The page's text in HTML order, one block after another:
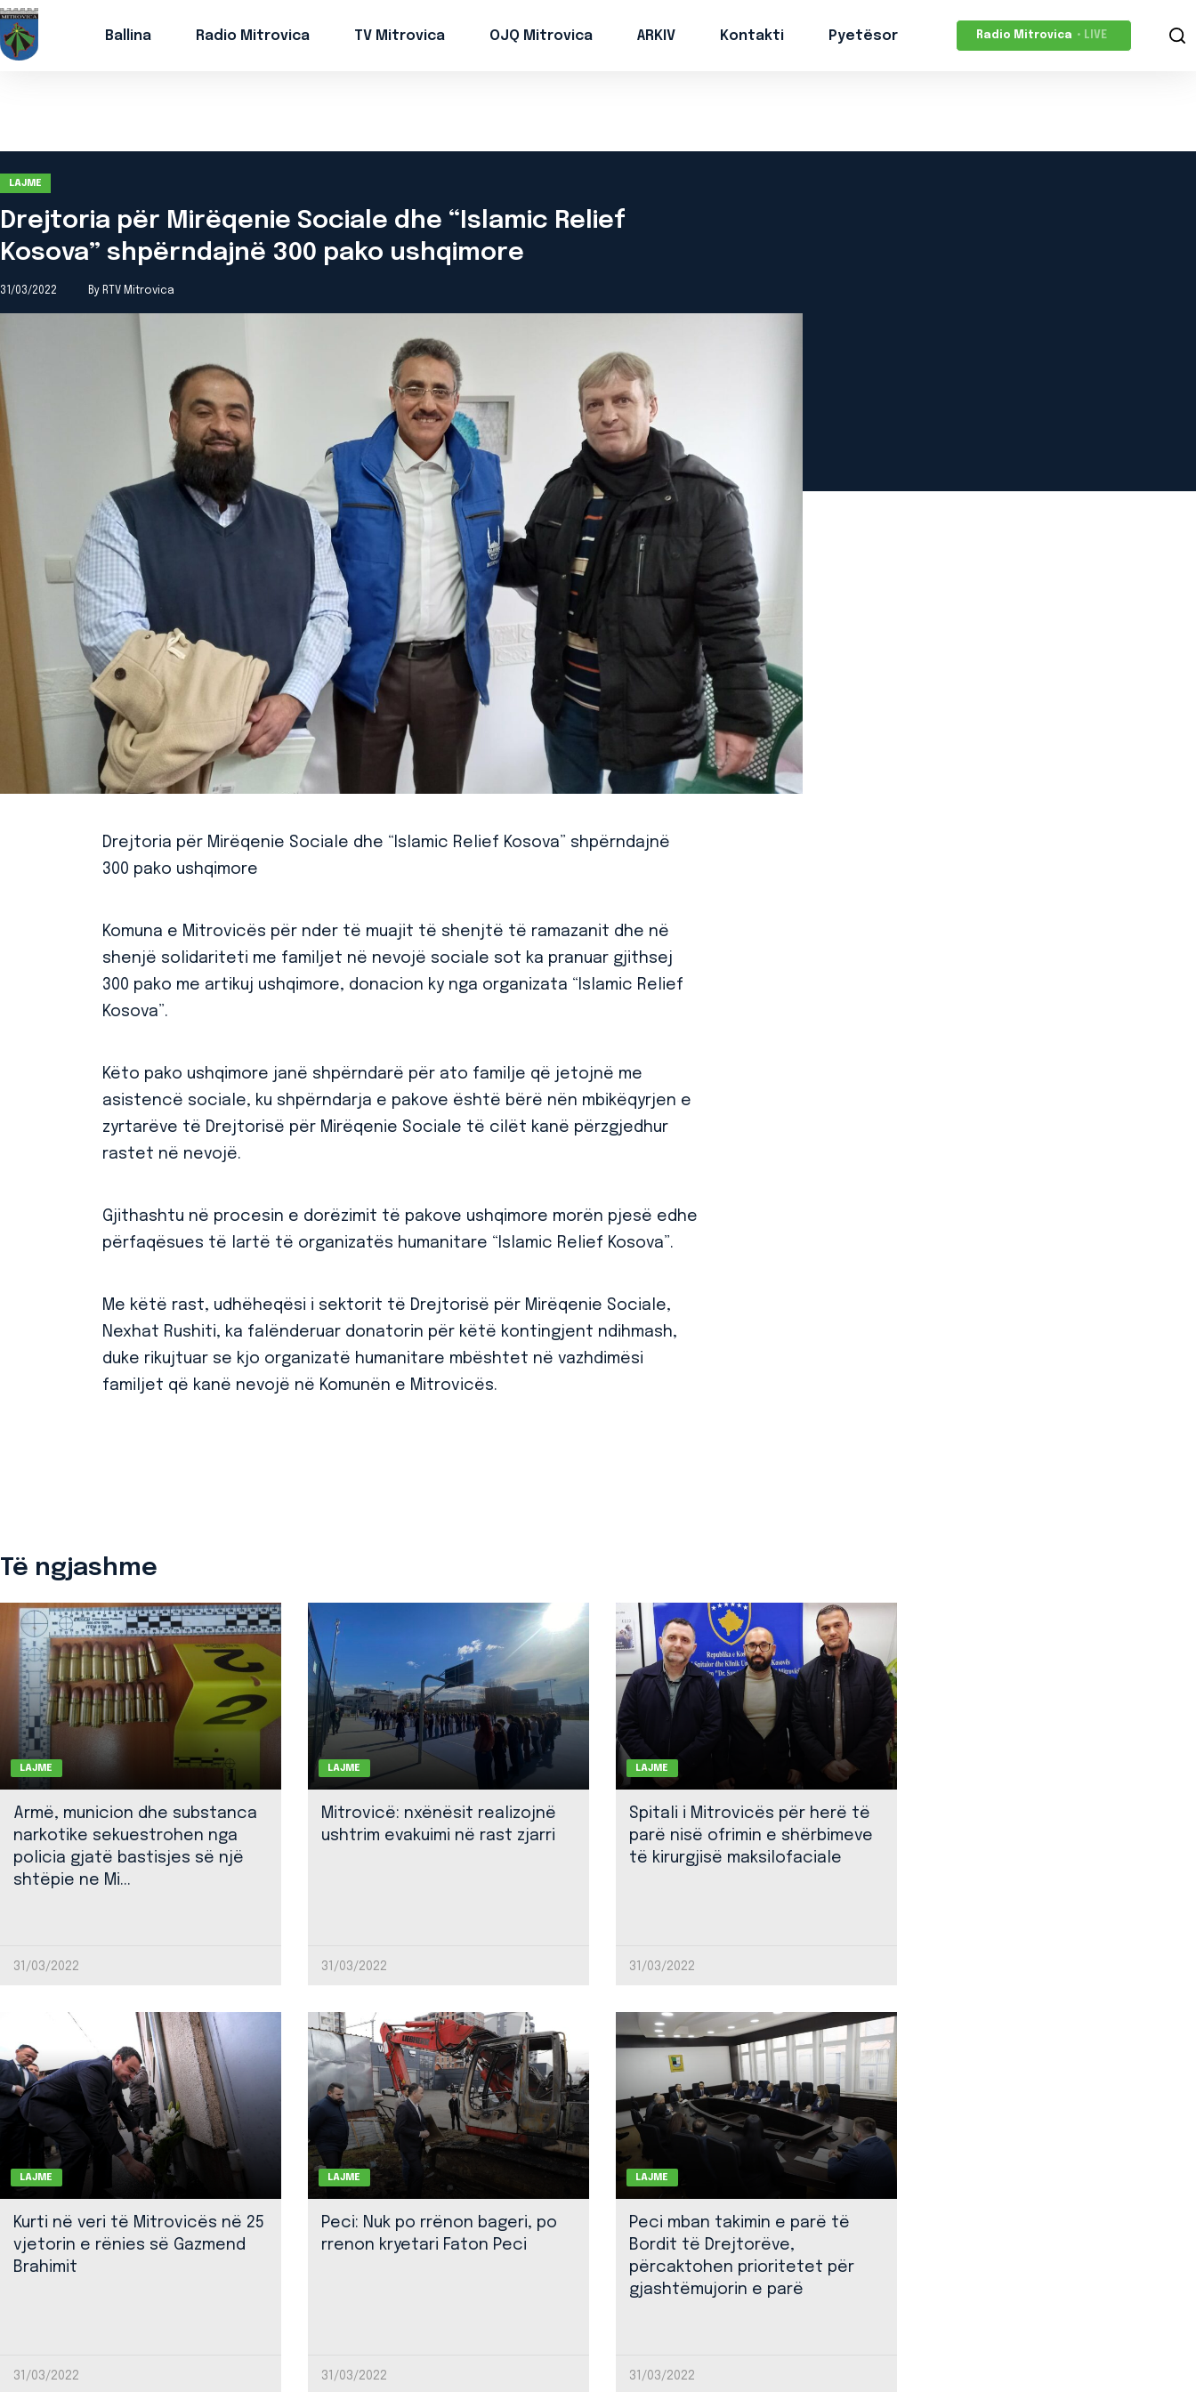
Ballina Radio Mitrovica TV Mitrovica OJQ Mitrovica ARKIV Kontakti Pyetësor Radio Mitrovica • LIVE
LAJME
Drejtoria për Mirëqenie Sociale dhe “Islamic Relief
Kosova” shpërndajnë 300 pako ushqimore
31/03/2022 By RTV Mitrovica
Drejtoria për Mirëqenie Sociale dhe “Islamic Relief Kosova” shpërndajnë
300 pako ushqimore
Komuna e Mitrovicës për nder të muajit të shenjtë të ramazanit dhe në
shenjë solidariteti me familjet në nevojë sociale sot ka pranuar gjithsej
300 pako me artikuj ushqimore, donacion ky nga organizata “Islamic Relief
Kosova”.
Këto pako ushqimore janë shpërndarë për ato familje që jetojnë me
asistencë sociale, ku shpërndarja e pakove është bërë nën mbikëqyrjen e
zyrtarëve të Drejtorisë për Mirëqenie Sociale të cilët kanë përzgjedhur
rastet në nevojë.
Gjithashtu në procesin e dorëzimit të pakove ushqimore morën pjesë edhe
përfaqësues të lartë të organizatës humanitare “Islamic Relief Kosova”.
Me këtë rast, udhëheqësi i sektorit të Drejtorisë për Mirëqenie Sociale,
Nexhat Rushiti, ka falënderuar donatorin për këtë kontingjent ndihmash,
duke rikujtuar se kjo organizatë humanitare mbështet në vazhdimësi
familjet që kanë nevojë në Komunën e Mitrovicës.
Të ngjashme
LAJME
Armë, municion dhe substanca
narkotike sekuestrohen nga
policia gjatë bastisjes së një
shtëpie ne Mi...
31/03/2022
LAJME
Mitrovicë: nxënësit realizojnë
ushtrim evakuimi në rast zjarri
31/03/2022
LAJME
Spitali i Mitrovicës për herë të
parë nisë ofrimin e shërbimeve
të kirurgjisë maksilofaciale
31/03/2022
LAJME
Kurti në veri të Mitrovicës në 25
vjetorin e rënies së Gazmend
Brahimit
31/03/2022
LAJME
Peci: Nuk po rrënon bageri, po
rrenon kryetari Faton Peci
31/03/2022
LAJME
Peci mban takimin e parë të
Bordit të Drejtorëve,
përcaktohen prioritetet për
gjashtëmujorin e parë
31/03/2022